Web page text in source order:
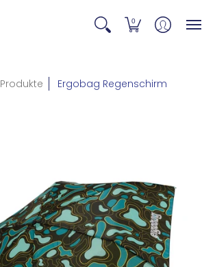
0
Produkte Ergobag Regenschirm